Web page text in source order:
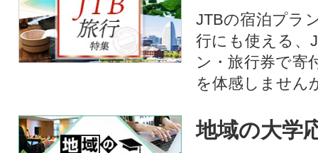
JTBの宿泊プラ
行にも使える、
ン・旅行券で寄
を体感しません
地域の大学